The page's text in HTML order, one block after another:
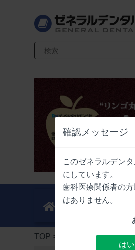
確認メッセージ
このゼネラルデン
にしています。
歯科医療関係者の
はありません。
はい
検索キーワード入力
新製品
TOP > 検索結果一覧